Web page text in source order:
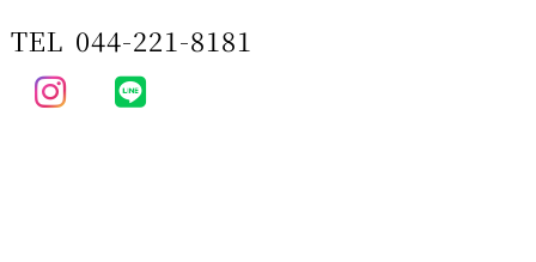
TEL 044-221-8181